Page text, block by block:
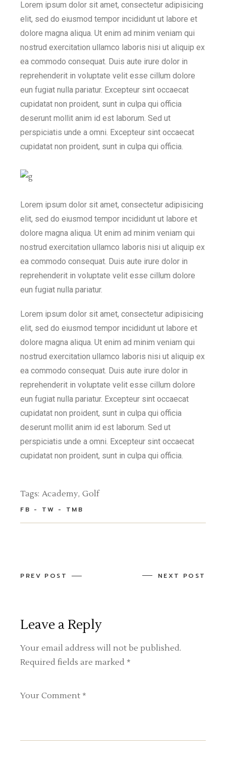
Lorem ipsum dolor sit amet, consectetur adipisicing
elit, sed do eiusmod tempor incididunt ut labore et
dolore magna aliqua. Ut enim ad minim veniam qui
nostrud exercitation ullamco laboris nisi ut aliquip ex
ea commodo consequat. Duis aute irure dolor in
reprehenderit in voluptate velit esse cillum dolore
eun fugiat nulla pariatur. Excepteur sint occaecat
cupidatat non proident, sunt in culpa qui officia
deserunt mollit anim id est laborum. Sed ut
perspiciatis unde a omni. Excepteur sint occaecat
cupidatat non proident, sunt in culpa qui officia.
Lorem ipsum dolor sit amet, consectetur adipisicing
elit, sed do eiusmod tempor incididunt ut labore et
dolore magna aliqua. Ut enim ad minim veniam qui
nostrud exercitation ullamco laboris nisi ut aliquip ex
ea commodo consequat. Duis aute irure dolor in
reprehenderit in voluptate velit esse cillum dolore
eun fugiat nulla pariatur.
Lorem ipsum dolor sit amet, consectetur adipisicing
elit, sed do eiusmod tempor incididunt ut labore et
dolore magna aliqua. Ut enim ad minim veniam qui
nostrud exercitation ullamco laboris nisi ut aliquip ex
ea commodo consequat. Duis aute irure dolor in
reprehenderit in voluptate velit esse cillum dolore
eun fugiat nulla pariatur. Excepteur sint occaecat
cupidatat non proident, sunt in culpa qui officia
deserunt mollit anim id est laborum. Sed ut
perspiciatis unde a omni. Excepteur sint occaecat
cupidatat non proident, sunt in culpa qui officia.
Tags: Academy Golf
FB TW TMB
PREV POST NEXT POST
Leave a Reply
Your email address will not be published.
Required fields are marked *